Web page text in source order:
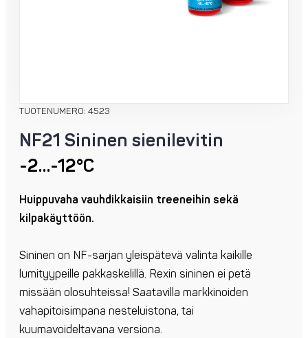
TUOTENUMERO: 4523
NF21 Sininen sienilevitin
-2…-12°C
Huippuvaha vauhdikkaisiin treeneihin sekä
kilpakäyttöön.
Sininen on NF-sarjan yleispätevä valinta kaikille
lumityypeille pakkaskelillä. Rexin sininen ei petä
missään olosuhteissa! Saatavilla markkinoiden
vahapitoisimpana nesteluistona, tai
kuumavoideltavana versiona.